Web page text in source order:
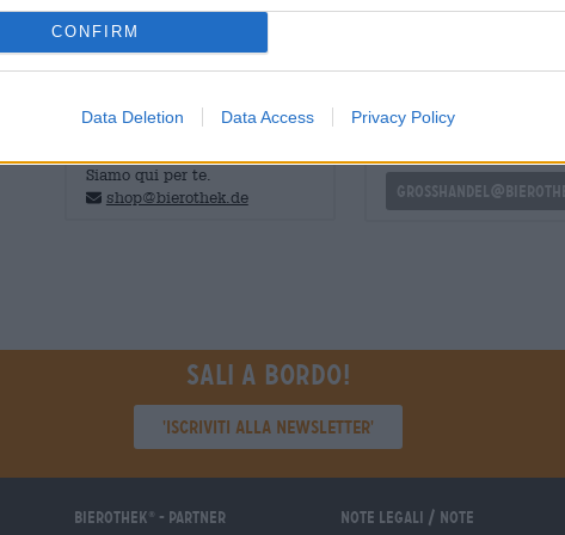
CONFIRM
Data Deletion Data Access Privacy Policy
BIRRA
Siamo qui per te.
shop@bierothek.de
Du willst größere
Sali a bordo!
'Iscriviti alla newsletter'
Bierothek - Partner Note legali / Note